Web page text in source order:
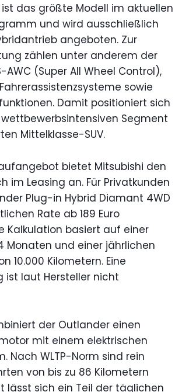
das größte Modell im aktuellen
und wird ausschließlich
angeboten. Zur
zählen unter anderem der
(Super All Wheel Control),
sowie
Damit positioniert sich
Segment
Mittelklasse-SUV.
bietet Mitsubishi den
im Leasing an. Für Privatkunden
Plug-in Hybrid Diamant 4WD
Rate ab 189 Euro
Kalkulation basiert auf einer
Monaten und einer jährlichen
10.000 Kilometern. Eine
ist laut Hersteller nicht
der Outlander einen
mit einem elektrischen
Nach WLTP-Norm sind rein
von bis zu 86 Kilometern
lässt sich ein Teil der täglichen